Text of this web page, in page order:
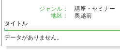
ジャンル：
講座・セミナー
地区：
奥越前
タイトル
データがありません。